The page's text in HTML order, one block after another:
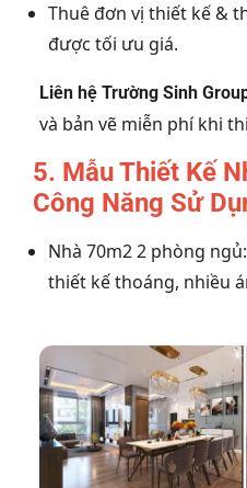
Thuê đơn vị thiết kế &
được tối ưu giá.
Liên hệ Trường Sinh
và bản vẽ miễn phí khi
5. Mẫu Thiết Kế
Công Năng Sử
Nhà 70m2 2 phòng
thiết kế thoáng, nhiều